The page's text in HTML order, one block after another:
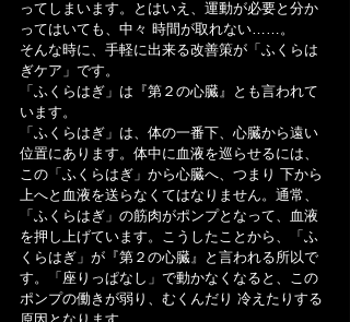
ってしまいます。とはいえ、運動が必要と分か
ってはいても、中々 時間が取れない……。
そんな時に、手軽に出来る改善策が「ふくらは
ぎケア」です。
「ふくらはぎ」は『第２の心臓』とも言われて
います。
「ふくらはぎ」は、体の一番下、心臓から遠い
位置にあります。体中に血液を巡らせるには、
この「ふくらはぎ」から心臓へ、つまり 下から
上へと血液を送らなくてはなりません。通常、
「ふくらはぎ」の筋肉がポンプとなって、血液
を押し上げています。こうしたことから、「ふ
くらはぎ」が『第２の心臓』と言われる所以で
す。「座りっぱなし」で動かなくなると、この
ポンプの働きが弱り、むくんだり 冷えたりする